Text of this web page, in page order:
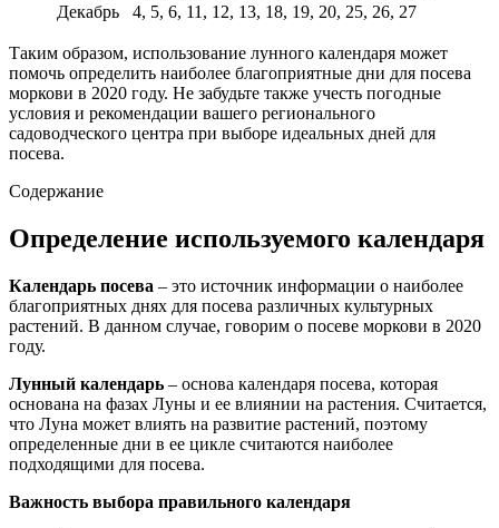
Декабрь
4, 5, 6, 11, 12, 13, 18, 19, 20, 25, 26, 27
Таким образом, использование лунного календаря может
помочь определить наиболее благоприятные дни для посева
моркови в 2020 году. Не забудьте также учесть погодные
условия и рекомендации вашего регионального
садоводческого центра при выборе идеальных дней для
посева.
Содержание
Определение используемого календаря
Календарь посева – это источник информации о наиболее
благоприятных днях для посева различных культурных
растений. В данном случае, говорим о посеве моркови в 2020
году.
Лунный календарь – основа календаря посева, которая
основана на фазах Луны и ее влиянии на растения. Считается,
что Луна может влиять на развитие растений, поэтому
определенные дни в ее цикле считаются наиболее
подходящими для посева.
Важность выбора правильного календаря